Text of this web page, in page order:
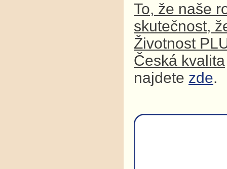
To, že naše
skutečnost,
Životnost
Česká kvalita
najdete zde.